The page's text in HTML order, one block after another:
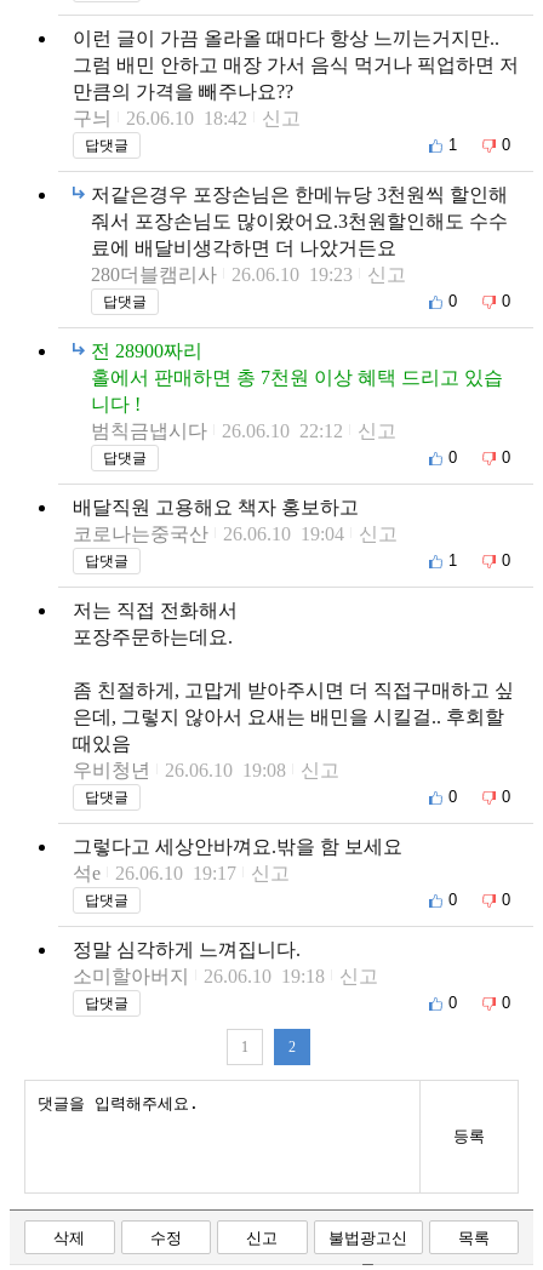
이런 글이 가끔 올라올 때마다 항상 느끼는거지만..
그럼 배민 안하고 매장 가서 음식 먹거나 픽업하면 저
만큼의 가격을 빼주나요??
구늬
26.06.10 18:42 신고
답댓글 1 0
저같은경우 포장손님은 한메뉴당 3천원씩 할인해
줘서 포장손님도 많이왔어요.3천원할인해도 수수
료에 배달비생각하면 더 나았거든요
280더블캠리사
26.06.10 19:23 신고
답댓글 0 0
전 28900짜리
홀에서 판매하면 총 7천원 이상 혜택 드리고 있습
니다 !
범칙금냅시다
26.06.10 22:12 신고
답댓글 0 0
배달직원 고용해요 책자 홍보하고
코로나는중국산
26.06.10 19:04 신고
답댓글 1 0
저는 직접 전화해서
포장주문하는데요.
좀 친절하게, 고맙게 받아주시면 더 직접구매하고 싶
은데, 그렇지 않아서 요새는 배민을 시킬걸.. 후회할
때있음
우비청년
26.06.10 19:08 신고
답댓글 0 0
그렇다고 세상안바껴요.밖을 함 보세요
석e
26.06.10 19:17 신고
답댓글 0 0
정말 심각하게 느껴집니다.
소미할아버지
26.06.10 19:18 신고
답댓글 0 0
1 2
등록
삭제 수정 신고
불법광고신
목록